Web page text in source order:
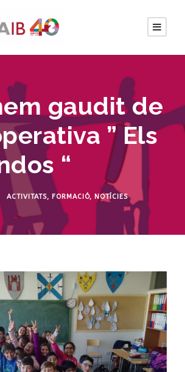
gaudit de
” Els
“
ACTIVITATS, FORMACIÓ, NOTÍCIES